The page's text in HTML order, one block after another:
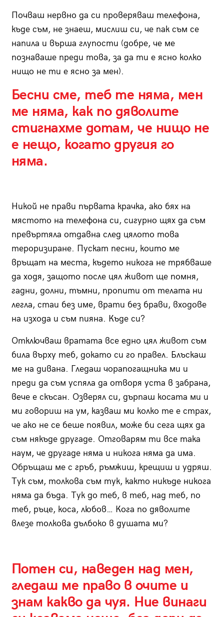
Почваш нервно да си проверяваш телефона,
къде съм, не знаеш, мислиш си, че пак съм се
напила и върша глупости (добре, че ме
познаваше преди това, за да ти е ясно колко
нищо не ти е ясно за мен).
Бесни сме, теб те няма, мен
ме няма, как по дяволите
стигнахме дотам, че нищо не
е нещо, когато другия го
няма.
Никой не прави първата крачка, ако бях на
мястото на телефона си, сигурно щях да съм
превъртяла отдавна след цялото това
тероризиране. Пускат песни, които ме
връщат на места, където никога не трябваше
да ходя, защото после цял живот ще помня,
гадни, долни, тъмни, пропити от телата ни
легла, стаи без име, врати без брави, входове
на изхода и съм пияна. Къде си?
Отключваш вратата все едно цял живот съм
била върху теб, докато си го правел. Блъскаш
ме на дивана. Гледаш чорапогащника ми и
преди да съм успяла да отворя уста в забрана,
вече е скъсан. Озверял си, дърпаш косата ми и
ми говориш на ум, казваш ми колко те е страх,
че ако не се беше появил, може би сега щях да
съм някъде другаде. Отговарям ти все така
наум, че другаде няма и никога няма да има.
Обръщаш ме с гръб, ръмжиш, крещиш и удряш.
Тук съм, толкова съм тук, както никъде никога
няма да бъда. Тук до теб, в теб, над теб, по
теб, ръце, коса, любов… Кога по дяволите
влезе толкова дълбоко в душата ми?
Потен си, наведен над мен,
гледаш ме право в очите и
знам какво да чуя. Ние винаги